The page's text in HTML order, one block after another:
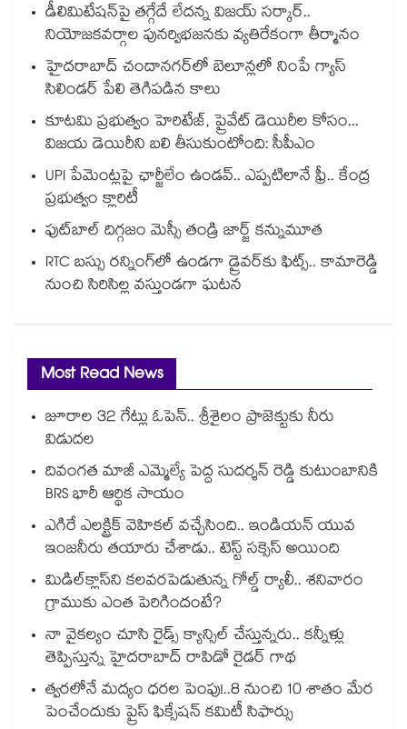
డీలిమిటేషన్‎పై తగ్గేదే లేదన్న విజయ్ సర్కార్..
నియోజకవర్గాల పునర్విభజనకు వ్యతిరేకంగా తీర్మానం
హైదరాబాద్⁪ చందానగర్⁫లో బెలూన్లలో నింపే గ్యాస్
సిలిండర్ పేలి తెగిపడిన కాలు
కూటమి ప్రభుత్వం హెరిటేజ్, ప్రైవేట్ డెయిరీల కోసం...
విజయ డెయిరీని బలి తీసుకుంటోంది: సీపీఎం
UPI పేమెంట్లపై ఛార్జీలేం ఉండవ్.. ఎప్పటిలానే ఫ్రీ.. కేంద్ర
ప్రభుత్వం క్లారిటీ
ఫుట్‎బాల్ దిగ్గజం మెస్సీ తండ్రి జార్జ్ కన్నుమూత
RTC బస్సు రన్నింగ్⁫లో ఉండగా డ్రైవర్‌కు ఫిట్స్.. కామారెడ్డి
నుంచి సిరిసిల్ల వస్తుండగా ఘటన
Most Read News
జూరాల 32 గేట్లు ఓపెన్.. శ్రీశైలం ప్రాజెక్టుకు నీరు
విడుదల
దివంగత మాజీ ఎమ్మెల్యే పెద్ద సుదర్శన్ రెడ్డి కుటుంబానికి
BRS భారీ ఆర్థిక సాయం
ఎగిరే ఎలక్ట్రిక్ వెహికల్ వచ్చేసింది.. ఇండియన్ యువ
ఇంజనీరు తయారు చేశాడు.. టెస్ట్ సక్సెస్ అయింది
మిడిల్‌క్లాస్‌ని కలవరపెడుతున్న గోల్డ్ ర్యాలీ.. శనివారం
గ్రాముకు ఎంత పెరిగిందంటే?
నా వైకల్యం చూసి రైడ్స్ క్యాన్సిల్ చేస్తున్నరు.. కన్నీళ్లు
తెప్పిస్తున్న హైదరాబాద్ రాపిడో రైడర్ గాథ
త్వరలోనే మద్యం ధ‌‌ర‌‌ల పెంపు!..8 నుంచి 10 శాతం మేర
పెంచేందుకు ప్రైస్ ఫిక్సేష‌‌న్ క‌‌మిటీ సిఫార్సు